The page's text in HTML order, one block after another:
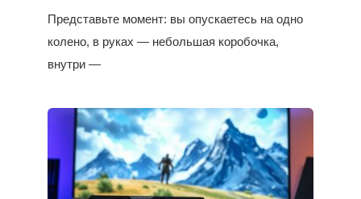
Представьте момент: вы опускаетесь на одно
колено, в руках — небольшая коробочка,
внутри —